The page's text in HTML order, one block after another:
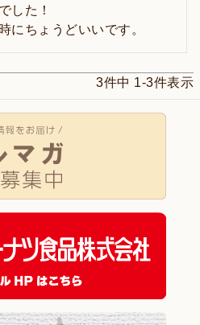
した！
にちょうどいいです。
3件中 1-3件表示